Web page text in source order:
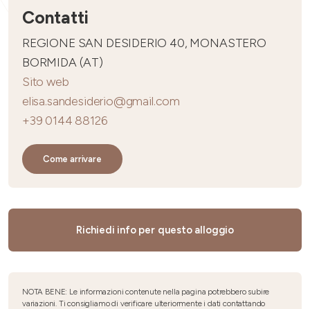
Contatti
REGIONE SAN DESIDERIO 40, MONASTERO
BORMIDA (AT)
Sito web
elisa.sandesiderio@gmail.com
+39 0144 88126
Come arrivare
Richiedi info per questo alloggio
NOTA BENE: Le informazioni contenute nella pagina potrebbero subire
variazioni. Ti consigliamo di verificare ulteriormente i dati contattando